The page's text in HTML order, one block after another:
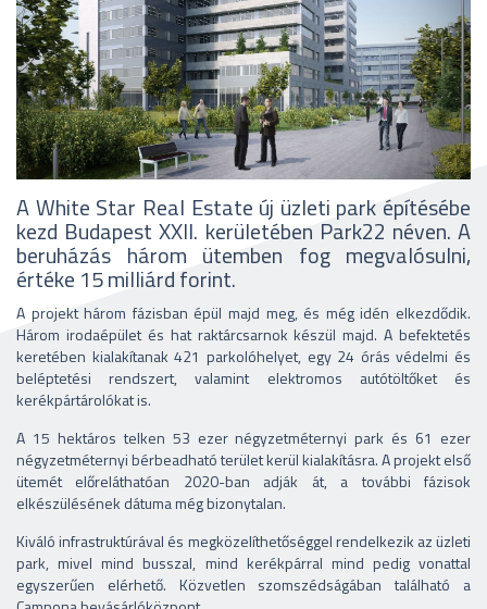
A White Star Real Estate új üzleti park építésébe
kezd Budapest XXII. kerületében Park22 néven. A
beruházás három ütemben fog megvalósulni,
értéke 15 milliárd forint.
A projekt három fázisban épül majd meg, és még idén elkezdődik.
Három irodaépület és hat raktárcsarnok készül majd. A befektetés
keretében kialakítanak 421 parkolóhelyet, egy 24 órás védelmi és
beléptetési rendszert, valamint elektromos autótöltőket és
kerékpártárolókat is.
A 15 hektáros telken 53 ezer négyzetméternyi park és 61 ezer
négyzetméternyi bérbeadható terület kerül kialakításra. A projekt első
ütemét előreláthatóan 2020-ban adják át, a további fázisok
elkészülésének dátuma még bizonytalan.
Kiváló infrastruktúrával és megközelíthetőséggel rendelkezik az üzleti
park, mivel mind busszal, mind kerékpárral mind pedig vonattal
egyszerűen elérhető. Közvetlen szomszédságában található a